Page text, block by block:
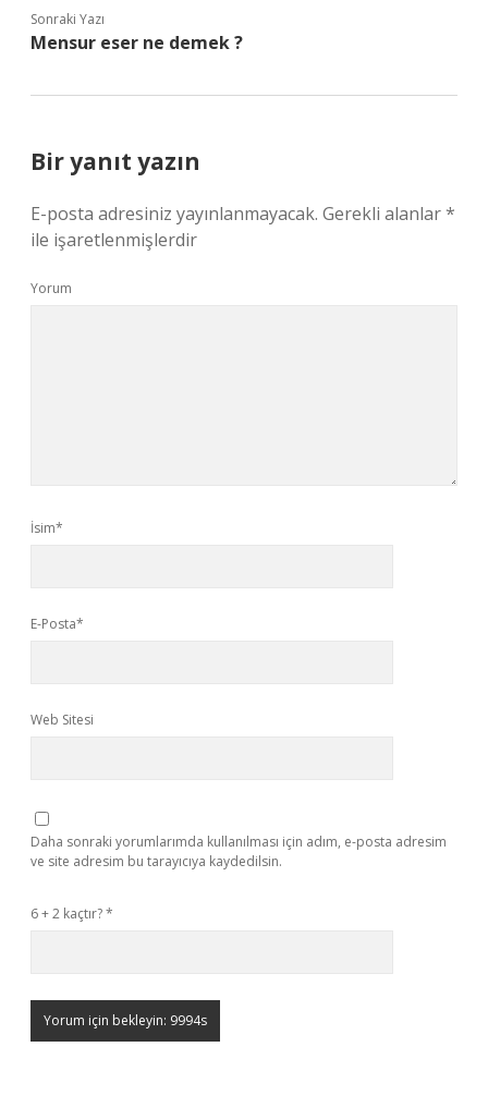
Sonraki Yazı
Mensur eser ne demek ?
Bir yanıt yazın
E-posta adresiniz yayınlanmayacak. Gerekli alanlar*
ile işaretlenmişlerdir
Yorum
İsim*
E-Posta*
Web Sitesi
Daha sonraki yorumlarımda kullanılması için adım, e-posta adresim
ve site adresim bu tarayıcıya kaydedilsin.
6 + 2 kaçtır?*